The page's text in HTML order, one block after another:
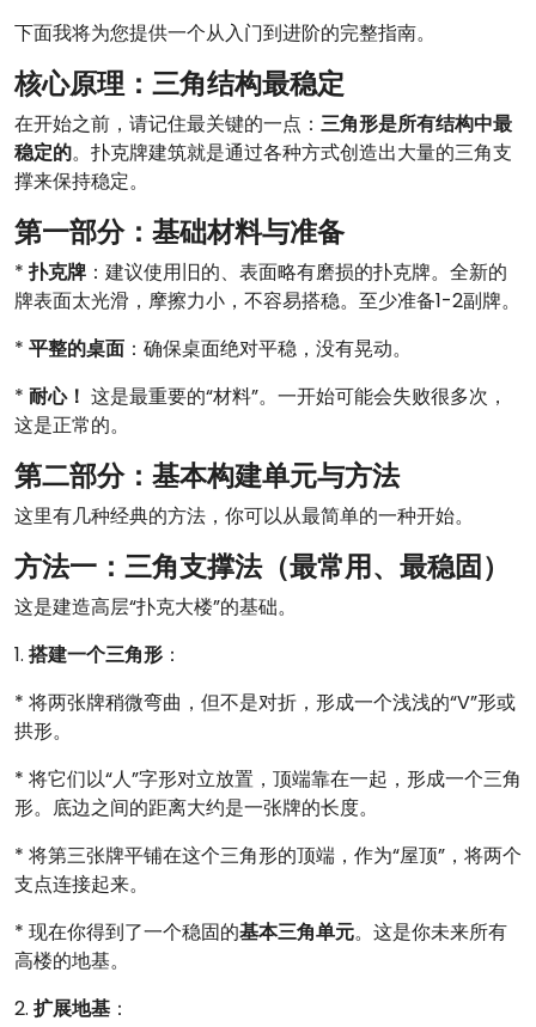
下面我将为您提供一个从入门到进阶的完整指南。
核心原理：三角结构最稳定
在开始之前，请记住最关键的一点： 三角形是所有结构中最
稳定的。扑克牌建筑就是通过各种方式创造出大量的三角支
撑来保持稳定。
第一部分：基础材料与准备
*扑克牌 ：建议使用旧的、表面略有磨损的扑克牌。全新的
牌表面太光滑，摩擦力小，不容易搭稳。至少准备1-2副牌。
* 平整的桌面 ：确保桌面绝对平稳，没有晃动。
* 耐心！ 这是最重要的“材料”。一开始可能会失败很多次，
这是正常的。
第二部分：基本构建单元与方法
这里有几种经典的方法，你可以从最简单的一种开始。
方法一：三角支撑法（最常用、最稳固）
这是建造高层“扑克大楼”的基础。
1. 搭建一个三角形 ：
* 将两张牌稍微弯曲，但不是对折，形成一个浅浅的“V”形或
拱形。
* 将它们以“人”字形对立放置，顶端靠在一起，形成一个三角
形。底边之间的距离大约是一张牌的长度。
* 将第三张牌平铺在这个三角形的顶端，作为“屋顶”，将两个
支点连接起来。
* 现在你得到了一个稳固的基本三角单元。这是你未来所有
高楼的地基。
2. 扩展地基 ：